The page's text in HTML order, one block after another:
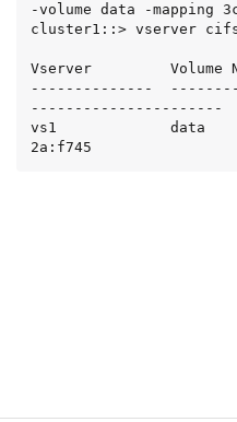
-volume data -mapping
cluster1::> vserver cifs
Vserver         Volume
--------------
----------------------
vs1             data
2a:f745